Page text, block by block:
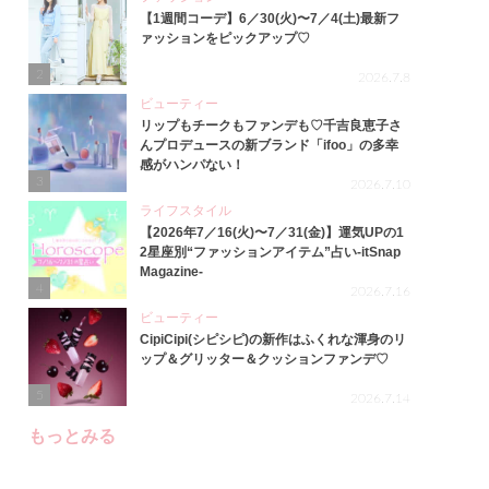
【1週間コーデ】6／30(火)〜7／4(土)最新フ
ァッションをピックアップ♡
2026.7.8
3
ビューティー
リップもチークもファンデも♡千吉良恵子さ
んプロデュースの新ブランド「ifoo」の多幸
感がハンパない！
2026.7.10
4
ライフスタイル
【2026年7／16(火)〜7／31(金)】運気UPの1
2星座別“ファッションアイテム”占い-itSnap
Magazine-
2026.7.16
ビューティー
CipiCipi(シピシピ)の新作はふくれな渾身のリ
ップ＆グリッター＆クッションファンデ♡
2026.7.14
もっとみる